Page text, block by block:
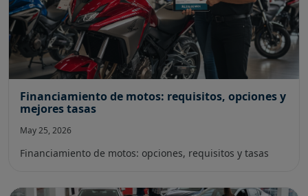
Financiamiento de motos: requisitos, opciones y
mejores tasas
May 25, 2026
Financiamiento de motos: opciones, requisitos y tasas